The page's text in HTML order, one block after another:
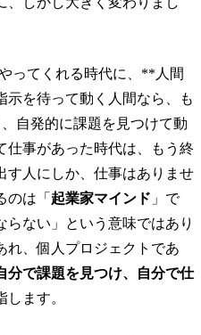
ってくれる時代に、**人間
を待って動く人間なら、も
自発的に課題を見つけて動
仕事があった時代は、もう終
す人にしか、仕事はありませ
のは「 起業家マインド 」で
ない」という意味ではあり
れ、個人プロジェクトであ
分で課題を見つけ、自分で仕
します。